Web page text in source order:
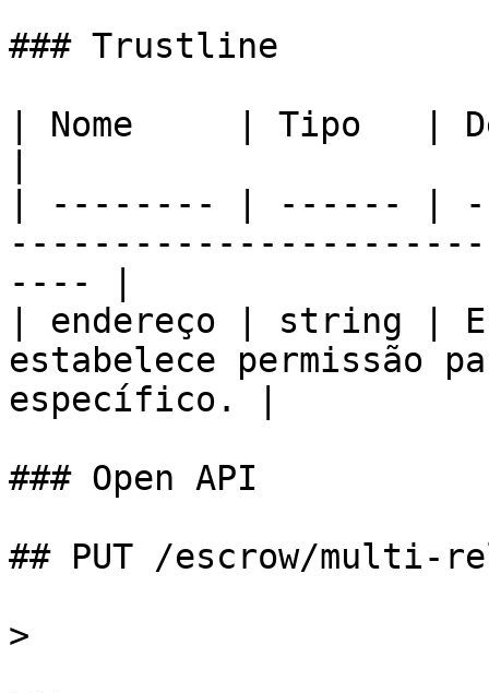
### Trustline
| Nome     | Tipo   |
| -------- | ------ |
---- |
| endereço | string |
estabelece permissão
específico. |
### Open API
## PUT /escrow/multi-
>